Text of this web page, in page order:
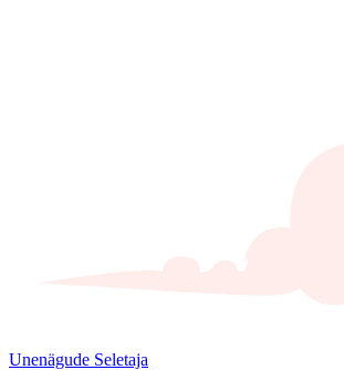
Unenägude Seletaja